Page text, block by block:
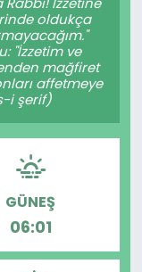
oldukça
"İzzetim ve
mağfiret
affetmeye
i şerif)
GÜNEŞ
06:01